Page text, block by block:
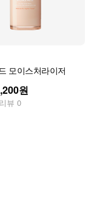
모이스처라이저
원
리뷰 0